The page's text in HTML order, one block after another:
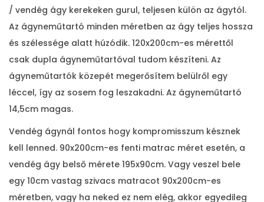
/ vendég ágy kerekeken gurul, teljesen külön az ágytól.
Az ágyneműtartó minden méretben az ágy teljes hossza
és szélessége alatt húzódik. 120x200cm-es mérettől
csak dupla ágyneműtartóval tudom készíteni. Az
ágyneműtartók közepét megerősítem belülről egy
léccel, így az sosem fog leszakadni. Az ágyneműtartó
14,5cm magas.
Vendég ágynál fontos hogy kompromisszum késznek
kell lenned. 90x200cm-es fenti matrac méret esetén, a
vendég ágy belső mérete 195x90cm. Vagy veszel bele
egy 10cm vastag szivacs matracot 90x200cm-es
méretben, vagy ha neked ez nem elég, akkor egyedileg